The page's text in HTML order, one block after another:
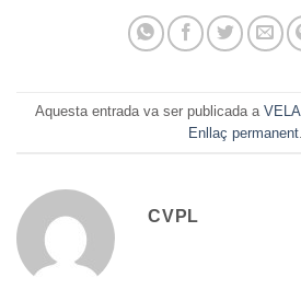
Aquesta entrada va ser publicada a VELA
Enllaç permanent.
CVPL